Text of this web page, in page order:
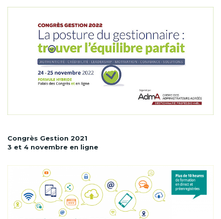
Congrès Gestion 2021
3 et 4 novembre en ligne